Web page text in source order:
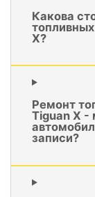
Какова
X?
Ремонт
Tiguan X -
записи?